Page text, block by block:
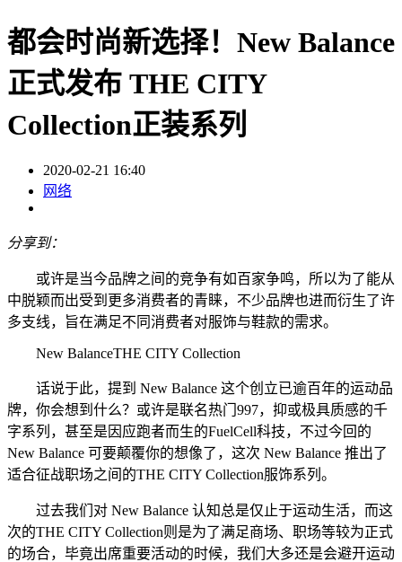
都会时尚新选择！New Balance
正式发布 THE CITY
Collection正装系列
2020-02-21 16:40
网络
分享到：
或许是当今品牌之间的竞争有如百家争鸣，所以为了能从
中脱颖而出受到更多消费者的青睐，不少品牌也进而衍生了许
多支线，旨在满足不同消费者对服饰与鞋款的需求。
New BalanceTHE CITY Collection
话说于此，提到 New Balance 这个创立已逾百年的运动品
牌，你会想到什么？或许是联名热门997，抑或极具质感的千
字系列，甚至是因应跑者而生的FuelCell科技，不过今回的
New Balance 可要颠覆你的想像了，这次 New Balance 推出了
适合征战职场之间的THE CITY Collection服饰系列。
过去我们对 New Balance 认知总是仅止于运动生活，而这
次的THE CITY Collection则是为了满足商场、职场等较为正式
的场合，毕竟出席重要活动的时候，我们大多还是会避开运动